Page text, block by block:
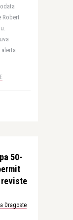
Robert
50-
reviste
Dragoste